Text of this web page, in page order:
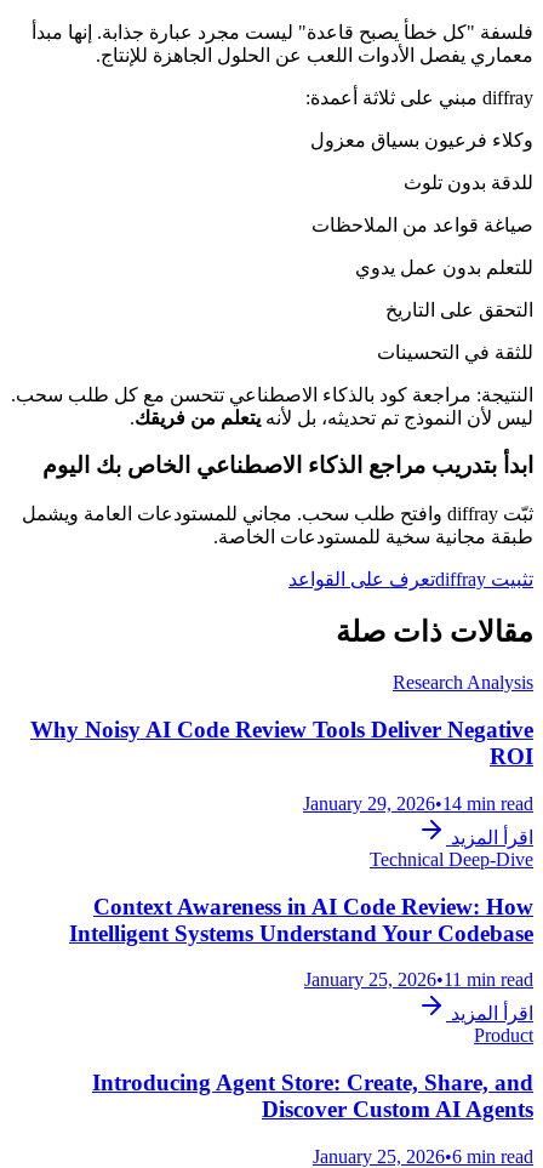
فلسفة "كل خطأ يصبح قاعدة" ليست مجرد عبارة جذابة. إنها مبدأ
معماري يفصل الأدوات اللعب عن الحلول الجاهزة للإنتاج.
diffray مبني على ثلاثة أعمدة:
وكلاء فرعيون بسياق معزول
للدقة بدون تلوث
صياغة قواعد من الملاحظات
للتعلم بدون عمل يدوي
التحقق على التاريخ
للثقة في التحسينات
النتيجة: مراجعة كود بالذكاء الاصطناعي تتحسن مع كل طلب سحب.
ليس لأن النموذج تم تحديثه، بل لأنه يتعلم من فريقك.
ابدأ بتدريب مراجع الذكاء الاصطناعي الخاص بك اليوم
ثبّت diffray وافتح طلب سحب. مجاني للمستودعات العامة ويشمل
طبقة مجانية سخية للمستودعات الخاصة.
تثبيت diffray تعرف على القواعد
مقالات ذات صلة
Research Analysis
Why Noisy AI Code Review Tools Deliver Negative
ROI
January 29, 2026•14 min read
اقرأ المزيد
Technical Deep-Dive
Context Awareness in AI Code Review: How
Intelligent Systems Understand Your Codebase
January 25, 2026•11 min read
اقرأ المزيد
Product
Introducing Agent Store: Create, Share, and
Discover Custom AI Agents
January 25, 2026•6 min read